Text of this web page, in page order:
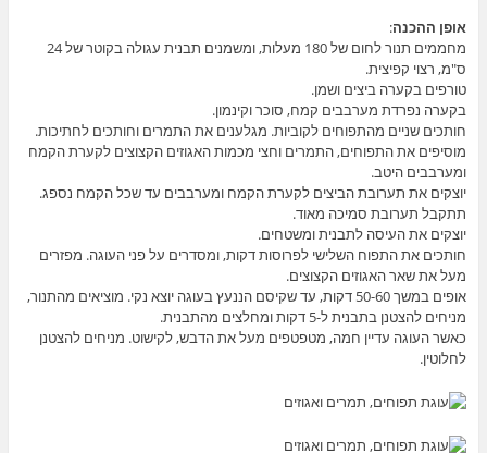
אופן ההכנה:
מחממים תנור לחום של 180 מעלות, ומשמנים תבנית עגולה בקוטר של 24
ס"מ, רצוי קפיצית.
טורפים בקערה ביצים ושמן.
בקערה נפרדת מערבבים קמח, סוכר וקינמון.
חותכים שניים מהתפוחים לקוביות. מגלענים את התמרים וחותכים לחתיכות.
מוסיפים את התפוחים, התמרים וחצי מכמות האגוזים הקצוצים לקערת הקמח
ומערבבים היטב.
יוצקים את תערובת הביצים לקערת הקמח ומערבבים עד שכל הקמח נספג.
תתקבל תערובת סמיכה מאוד.
יוצקים את העיסה לתבנית ומשטחים.
חותכים את התפוח השלישי לפרוסות דקות, ומסדרים על פני העוגה. מפזרים
מעל את שאר האגוזים הקצוצים.
אופים במשך 50-60 דקות, עד שקיסם הננעץ בעוגה יוצא נקי. מוציאים מהתנור,
מניחים להצטנן בתבנית ל-5 דקות ומחלצים מהתבנית.
כאשר העוגה עדיין חמה, מטפטפים מעל את הדבש, לקישוט. מניחים להצטנן
לחלוטין.